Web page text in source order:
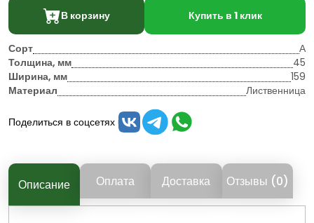
В корзину Купить в 1 клик
Сорт
А
Толщина, мм
45
Ширина, мм
159
Материал
Лиственница
Поделиться в соцсетях
Описание Оплата Доставка Отзывы (0)